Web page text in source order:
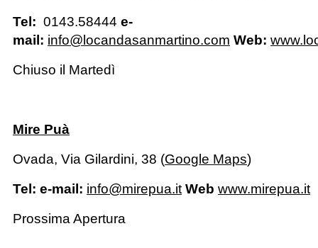
Tel: 0143.58444 e-
mail: info@locandasanmartino.com Web:
Chiuso il Martedì
Mire Puà
Ovada, Via Gilardini, 38 (Google Maps)
Tel: e-mail: info@mirepua.it Web www.mirepua.it
Prossima Apertura